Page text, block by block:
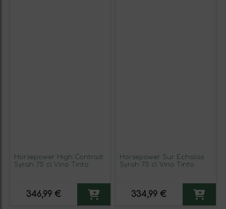
Horsepower High Contrast
Syrah 75 cl Vino Tinto
346,99 €
Horsepower Sur Echalas
Syrah 75 cl Vino Tinto
334,99 €